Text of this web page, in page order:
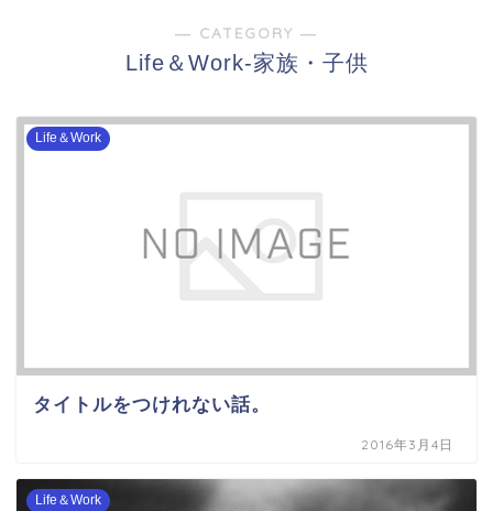
― CATEGORY ―
Life＆Work-家族・子供
Life＆Work
タイトルをつけれない話。
2016年3月4日
Life＆Work